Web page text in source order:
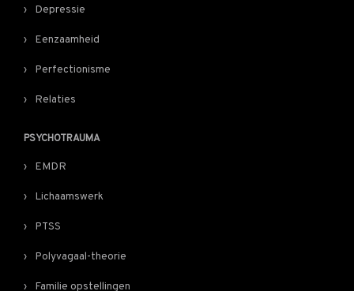
Depressie
Eenzaamheid
Perfectionisme
Relaties
PSYCHOTRAUMA
EMDR
Lichaamswerk
PTSS
Polyvagaal-theorie
Familie opstellingen